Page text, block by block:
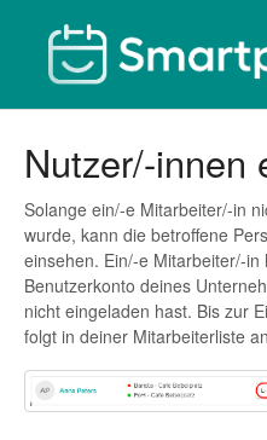
Nutzer/-innen
Solange ein/-e Mitarbeiter/-in
wurde, kann die betroffene
einsehen. Ein/-e Mitarbeiter/-
Benutzerkonto deines
nicht eingeladen hast. Bis zur
folgt in deiner Mitarbeiterliste